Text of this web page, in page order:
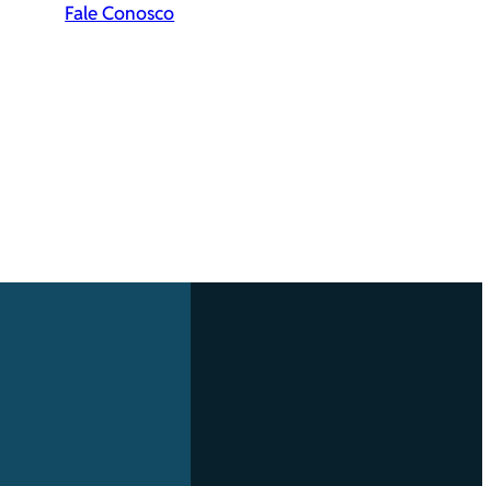
Fale Conosco